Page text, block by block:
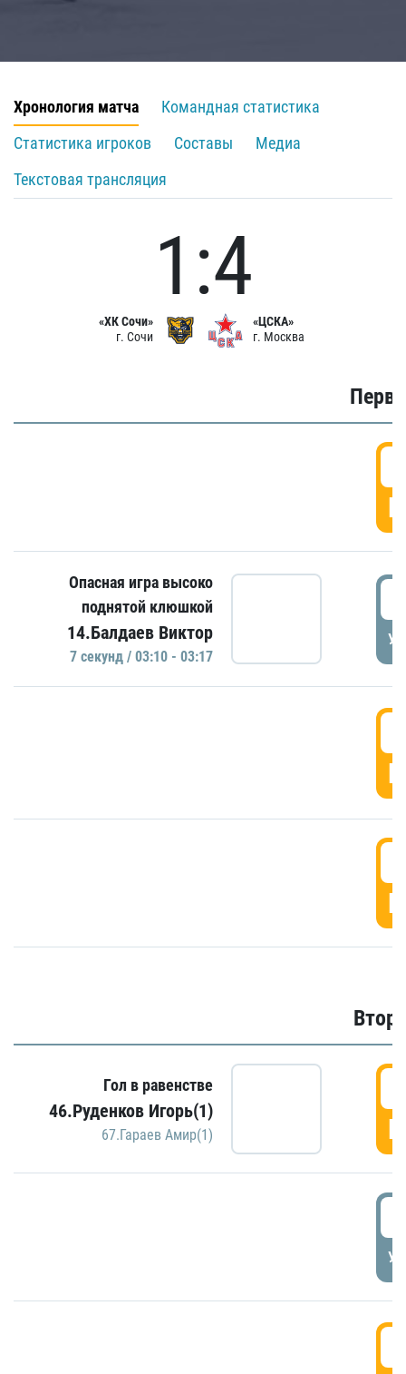
Хронология матча
Командная статистика
Статистика игроков
Составы
Медиа
Текстовая трансляция
«ХК Сочи»
г. Сочи
1:4
«ЦСКА»
г. Москва
Опасная игра высоко
поднятой клюшкой
14.Балдаев Виктор
7 секунд / 03:10 - 03:17
Гол в равенстве
46.Руденков Игорь(1)
67.Гараев Амир(1)